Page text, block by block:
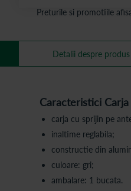
Preturile si promotiile
Detalii despre produs
Caracteristici
carja cu sprijin pe
inaltime reglabila;
constructie din
culoare: gri;
ambalare: 1 bucata.